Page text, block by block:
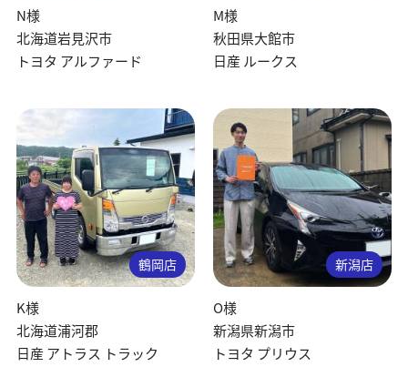
N様
北海道岩見沢市
トヨタ アルファード
M様
秋田県大館市
日産 ルークス
鶴岡店
K様
北海道浦河郡
日産 アトラス トラック
新潟店
O様
新潟県新潟市
トヨタ プリウス